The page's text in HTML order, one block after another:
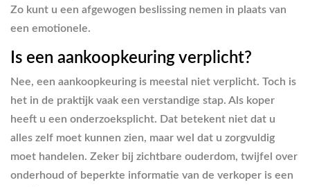
Zo kunt u een afgewogen beslissing nemen in plaats van
een emotionele.
Is een aankoopkeuring verplicht?
Nee, een aankoopkeuring is meestal niet verplicht. Toch is
het in de praktijk vaak een verstandige stap. Als koper
heeft u een onderzoeksplicht. Dat betekent niet dat u
alles zelf moet kunnen zien, maar wel dat u zorgvuldig
moet handelen. Zeker bij zichtbare ouderdom, twijfel over
onderhoud of beperkte informatie van de verkoper is een